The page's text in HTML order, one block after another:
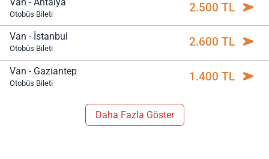
Otobüs Bileti 2.500 TL
Van - İstanbul
Otobüs Bileti 2.600 TL
Van - Gaziantep
Otobüs Bileti 1.400 TL
Daha Fazla Göster